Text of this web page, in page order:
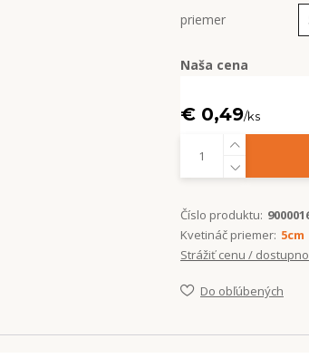
priemer
Naša cena
€ 0,49/ks
Číslo produktu:
Kvetináč priemer: 5cm
Strážiť cenu /
Do obľúbených